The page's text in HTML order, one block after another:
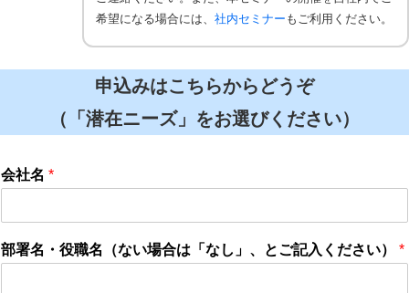
希望になる場合には、 社内セミナー もご利用ください。
申込みはこちらからどうぞ
（「潜在ニーズ」をお選びください）
会社名 *
部署名・役職名（ない場合は「なし」、とご記入ください） *